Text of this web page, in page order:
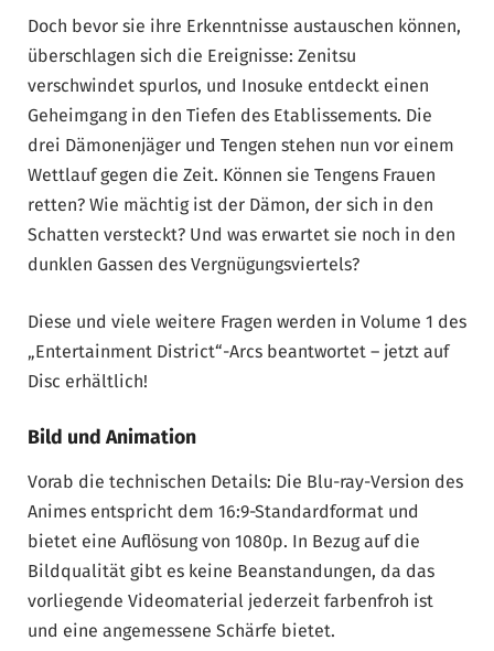
Doch bevor sie ihre Erkenntnisse austauschen können,
überschlagen sich die Ereignisse: Zenitsu
verschwindet spurlos, und Inosuke entdeckt einen
Geheimgang in den Tiefen des Etablissements. Die
drei Dämonenjäger und Tengen stehen nun vor einem
Wettlauf gegen die Zeit. Können sie Tengens Frauen
retten? Wie mächtig ist der Dämon, der sich in den
Schatten versteckt? Und was erwartet sie noch in den
dunklen Gassen des Vergnügungsviertels?
Diese und viele weitere Fragen werden in Volume 1 des
„Entertainment District“-Arcs beantwortet – jetzt auf
Disc erhältlich!
Bild und Animation
Vorab die technischen Details: Die Blu-ray-Version des
Animes entspricht dem 16:9-Standardformat und
bietet eine Auflösung von 1080p. In Bezug auf die
Bildqualität gibt es keine Beanstandungen, da das
vorliegende Videomaterial jederzeit farbenfroh ist
und eine angemessene Schärfe bietet.